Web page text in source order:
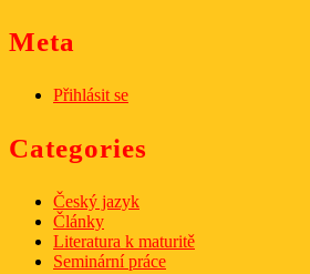
Meta
Přihlásit se
Categories
Český jazyk
Články
Literatura k maturitě
Seminární práce